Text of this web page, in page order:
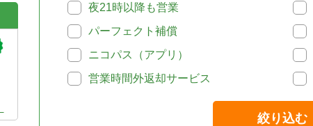
夜21時以降も営業
パーフェクト補償
ニコパス（アプリ）
営業時間外返却サービス
絞り込む